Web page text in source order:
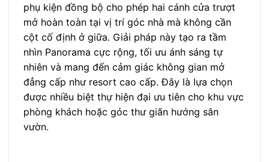
phụ kiện đồng bộ cho phép hai cánh cửa trượt
mở hoàn toàn tại vị trí góc nhà mà không cần
cột cố định ở giữa. Giải pháp này tạo ra tầm
nhìn Panorama cực rộng, tối ưu ánh sáng tự
nhiên và mang đến cảm giác không gian mở
đẳng cấp như resort cao cấp. Đây là lựa chọn
được nhiều biệt thự hiện đại ưu tiên cho khu vực
phòng khách hoặc góc thư giãn hướng sân
vườn.